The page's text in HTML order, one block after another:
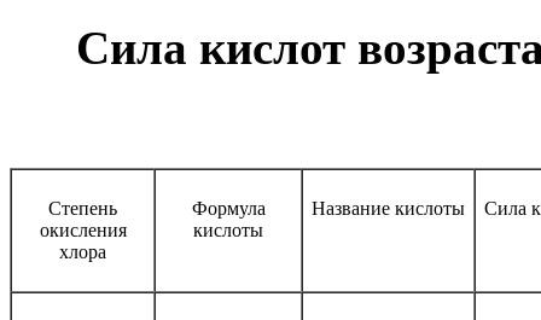
Сила кислот
Степень
окисления
хлора
Формула
кислоты
Название кислоты Сила